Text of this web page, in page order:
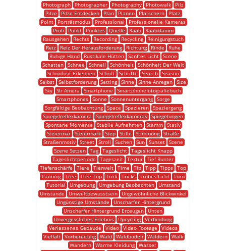
Photograph
Photographer Photography Photowalk
Pilz
Pilze
Pilze Entdecken Plan Planen Plätschern
Platz
Point
Porträtmodus Professional
Professionelle Kameras
Profi
Punkt Punktes Quelle Raab
Raabklamm
Rausgehen
Rechts Recording Recycling
Reinigungstuch
Reiz
Reiz Der Herausforderung Richtung Rinde
Ruhe
Ruhige Hand
Rustikale Hütten Sanftes Licht
Scene
Schatten
Schnee Schnell Schönheit
Schönheit Der Welt
Schönheit Erkennen
Schritt Schritte Search
Season
Selbst Selbstforderung Setting Sinne Sinne Anregen Size
Sky Slr Amera Smartphone
Smartphonefotografiebuch
Smartphones
Sonne Sonnenuntergang
Sorge
Sorgfältige Beobachtung
Space Spazieren
Spaziergang
Spiegelreflexkamera
Spiegelreflexkameras Spiegelungen
Spontane Momente
Stabile Aufnahmen Stamm Stativ
Steiermar Steiermark Step Stille Stimmung Straße
Straßenmotiv
Street Stroll Suchen Sun Sunset
Szene
Szene Setzen
Tag Tageslicht
Tageslicht Knapp
Tageslichtperiode
Tageszeit Textur Tief Runter
Tiefenschärfe
Tiere Tierwelt Time Tip Tipp Tipps Top
Training Tree Tree Top Trick Tricks Trübes Licht Turn
Tutorial
Umgebung Umgebung Beobachten
Umstand
Umstände
Umweltbewusstsein
Ungewöhnliche Blickwinkel
Ungünstige Umstände
Unscharfer Hintergrund
Unscharfer Hintergrund Erzeugen
Unten
Unvergessliches Erlebnis
Upcycling Verbindung
Verlassenes Gebäude
Video Video Footage
Videos
Vielfalt
Vorbereitung Wald Waldboden Wäldern
Walk
Wandern Warme Kleidung Wasser